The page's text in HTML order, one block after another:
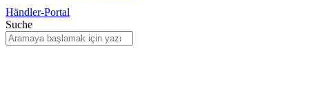
Händler-Portal
Suche